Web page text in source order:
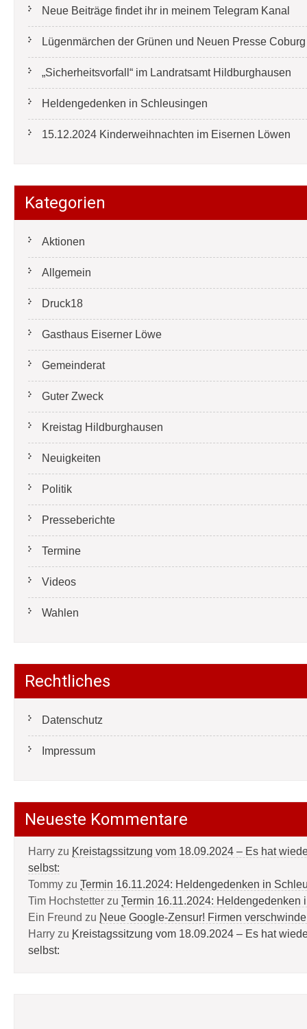
Neue Beiträge findet ihr in meinem Telegram Kanal
Lügenmärchen der Grünen und Neuen Presse
„Sicherheitsvorfall“ im Landratsamt Hildburghausen
Heldengedenken in Schleusingen
15.12.2024 Kinderweihnachten im Eisernen Löwen
Kategorien
Aktionen
Allgemein
Druck18
Gasthaus Eiserner Löwe
Gemeinderat
Guter Zweck
Kreistag Hildburghausen
Neuigkeiten
Politik
Presseberichte
Termine
Videos
Wahlen
Rechtliches
Datenschutz
Impressum
Neueste Kommentare
Harry zu Kreistagssitzung vom 18.09.2024 – Es hat
selbst:
Tommy zu Termin 16.11.2024: Heldengedenken in
Tim Hochstetter zu Termin 16.11.2024: Heldengedenken
Ein Freund zu Neue Google-Zensur! Firmen
Harry zu Kreistagssitzung vom 18.09.2024 – Es hat
selbst: